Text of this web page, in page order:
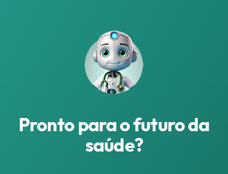
Pronto para o futuro da
saúde?